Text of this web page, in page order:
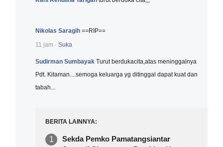
Nikolas Saragih ==RIP==
11 jam ·Suka
Sudirman Sumbayak Turut berdukacita,atas meninggalnya
Pdt. Kitaman....semoga keluarga yg ditinggal dapat kuat dan
tabah...
BERITA LAINNYA
Sekda Pemko Pamatangsiantar